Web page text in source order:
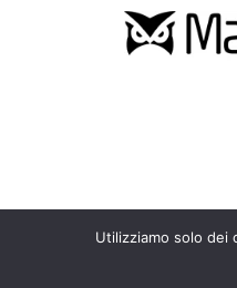
Copyright 2010 – 2026
Utilizziamo solo dei